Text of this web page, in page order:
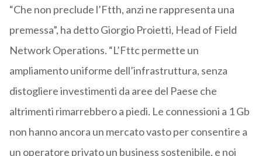
“Che non preclude l’Ftth, anzi ne rappresenta una
premessa”, ha detto Giorgio Proietti, Head of Field
Network Operations. “L’Fttc permette un
ampliamento uniforme dell’infrastruttura, senza
distogliere investimenti da aree del Paese che
altrimenti rimarrebbero a piedi. Le connessioni a 1 Gb
non hanno ancora un mercato vasto per consentire a
un operatore privato un business sostenibile, e noi